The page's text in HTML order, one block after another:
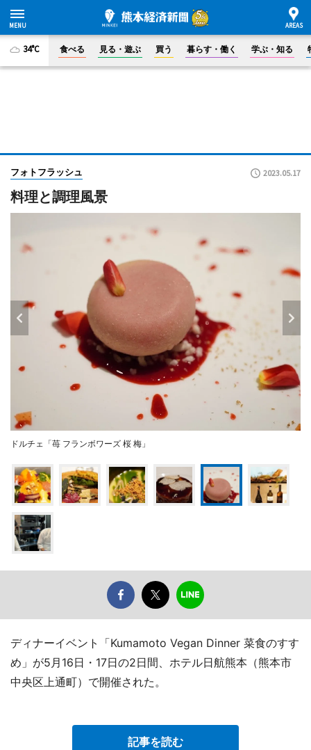
34°C 食べる 見る・遊ぶ 買う 暮らす・働く 学ぶ・知る
フォトフラッシュ 2023.05.17
料理と調理風景
ドルチェ「苺 フランボワーズ 桜 梅」
ディナーイベント「Kumamoto Vegan Dinner 菜食のすす
め」が5月16日・17日の2日間、ホテル日航熊本（熊本市
中央区上通町）で開催された。
記事を読む